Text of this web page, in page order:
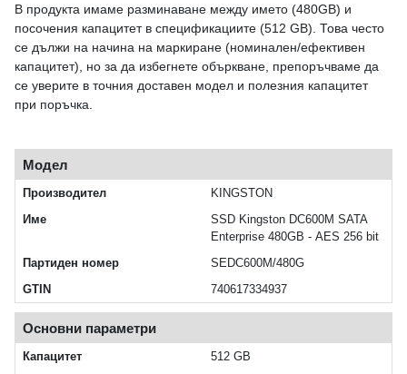
В продукта имаме разминаване между името (480GB) и
посочения капацитет в спецификациите (512 GB). Това често
се дължи на начина на маркиране (номинален/ефективен
капацитет), но за да избегнете объркване, препоръчваме да
се уверите в точния доставен модел и полезния капацитет
при поръчка.
Модел
Производител
KINGSTON
Име
SSD Kingston DC600M SATA
Enterprise 480GB - AES 256 bit
Партиден номер
SEDC600M/480G
GTIN
740617334937
Основни параметри
Капацитет
512 GB